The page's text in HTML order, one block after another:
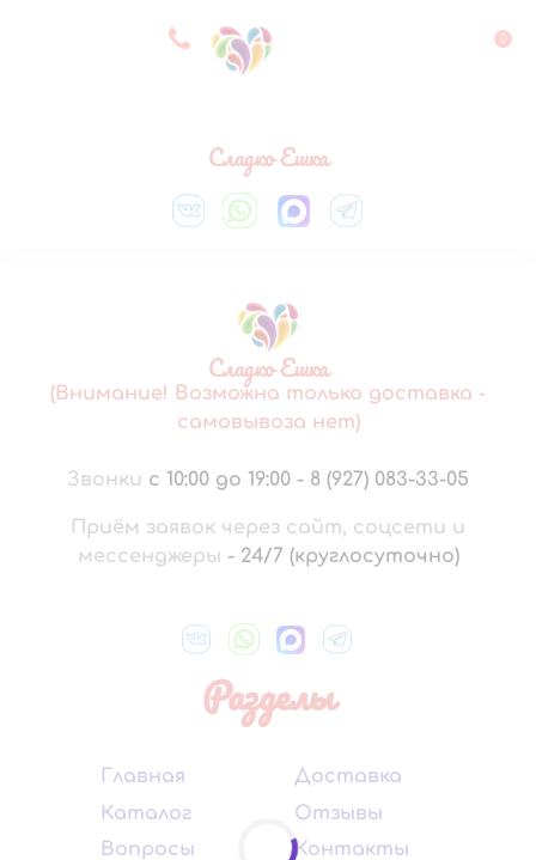
8 927 083 33 05 0
Сладко Ешка
Сладко Ешка
(Внимание! Возможна только доставка -
самовывоза нет)
Звонки с 10:00 до 19:00 - 8 (927) 083-33-05
Приём заявок через сайт, соцсети и
мессенджеры - 24/7 (круглосуточно)
Разделы
Главная
Каталог
Вопросы
Доставка
Отзывы
Контакты